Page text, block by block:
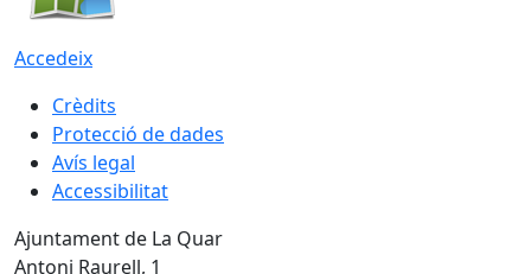
Accedeix
Crèdits
Protecció de dades
Avís legal
Accessibilitat
Ajuntament de La Quar
Antoni Raurell, 1